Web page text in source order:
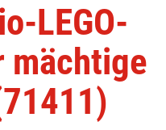
LEGO-
mächtige